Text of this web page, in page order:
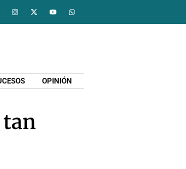
OPINIÓN
tan